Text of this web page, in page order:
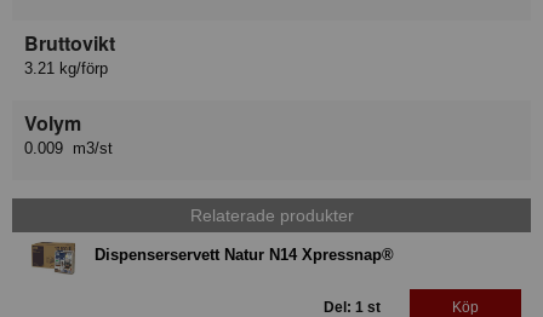
Bruttovikt
3.21 kg/förp
Volym
0.009 m3/st
Relaterade produkter
Dispenserservett Natur N14 Xpressnap®
Del: 1 st Köp